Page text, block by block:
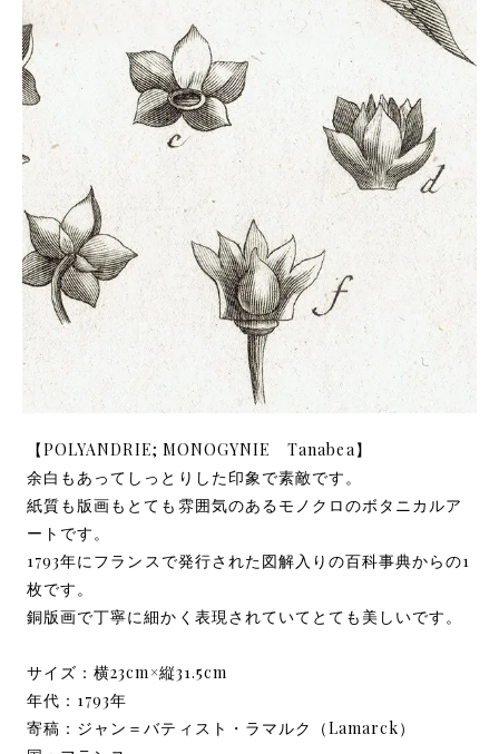
【POLYANDRIE; MONOGYNIE Tanabea】
余白もあってしっとりした印象で素敵です。
紙質も版画もとても雰囲気のあるモノクロのボタニカルア
ートです。
1793年にフランスで発行された図解入りの百科事典からの1
枚です。
銅版画で丁寧に細かく表現されていてとても美しいです。
サイズ：横23cm×縦31.5cm
年代：1793年
寄稿：ジャン＝バティスト・ラマルク（Lamarck）